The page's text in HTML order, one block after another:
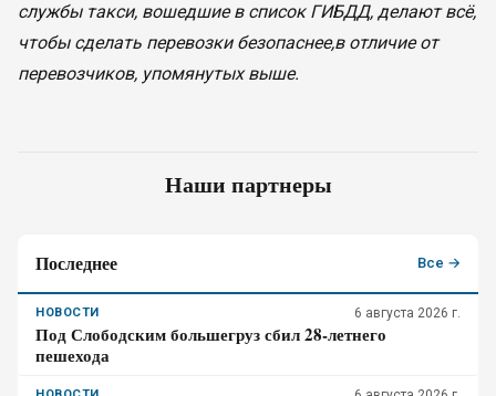
службы такси, вошедшие в список ГИБДД, делают всё,
чтобы сделать перевозки безопаснее,в отличие от
перевозчиков, упомянутых выше.
Наши партнеры
Последнее Все →
НОВОСТИ 6 августа 2026 г.
Под Слободским большегруз сбил 28-летнего
пешехода